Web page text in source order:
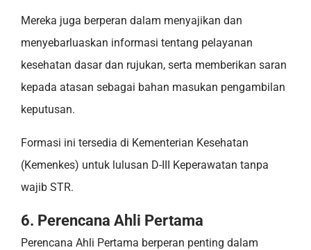
Mereka juga berperan dalam menyajikan dan
menyebarluaskan informasi tentang pelayanan
kesehatan dasar dan rujukan, serta memberikan saran
kepada atasan sebagai bahan masukan pengambilan
keputusan.
Formasi ini tersedia di Kementerian Kesehatan
(Kemenkes) untuk lulusan D-III Keperawatan tanpa
wajib STR.
6. Perencana Ahli Pertama
Perencana Ahli Pertama berperan penting dalam